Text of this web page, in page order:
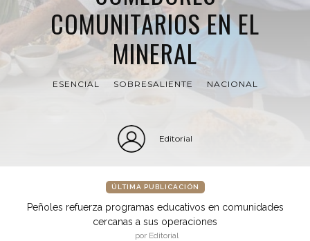
COMUNITARIOS EN EL
MINERAL
ESENCIAL SOBRESALIENTE NACIONAL
Editorial
ÚLTIMA PUBLICACIÓN
Peñoles refuerza programas educativos en comunidades
cercanas a sus operaciones
por Editorial